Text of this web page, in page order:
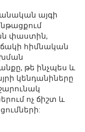
այգի
փաստին,
հիմնական
թե ինչպես և
կենդանիները
ոչ ճիշտ և